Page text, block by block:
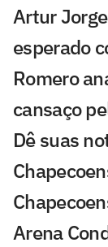
Artur
esperado
Romero
cansaço
Dê suas
Arena